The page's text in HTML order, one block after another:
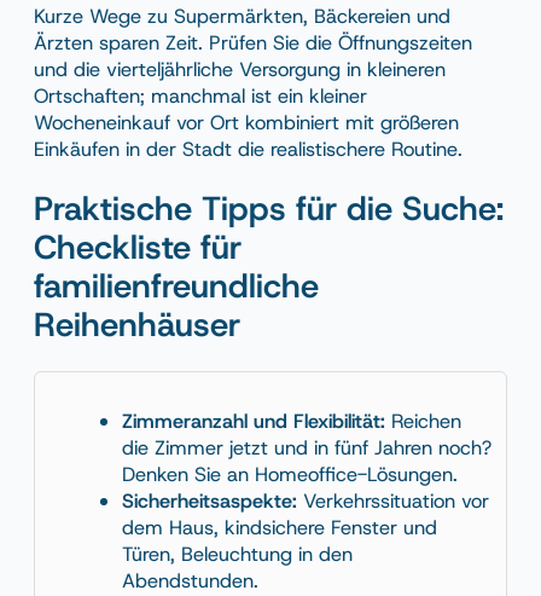
Kurze Wege zu Supermärkten, Bäckereien und
Ärzten sparen Zeit. Prüfen Sie die Öffnungszeiten
und die vierteljährliche Versorgung in kleineren
Ortschaften; manchmal ist ein kleiner
Wocheneinkauf vor Ort kombiniert mit größeren
Einkäufen in der Stadt die realistischere Routine.
Praktische Tipps für die Suche:
Checkliste für
familienfreundliche
Reihenhäuser
Zimmeranzahl und Flexibilität: Reichen
die Zimmer jetzt und in fünf Jahren noch?
Denken Sie an Homeoffice-Lösungen.
Sicherheitsaspekte: Verkehrssituation vor
dem Haus, kindsichere Fenster und
Türen, Beleuchtung in den
Abendstunden.